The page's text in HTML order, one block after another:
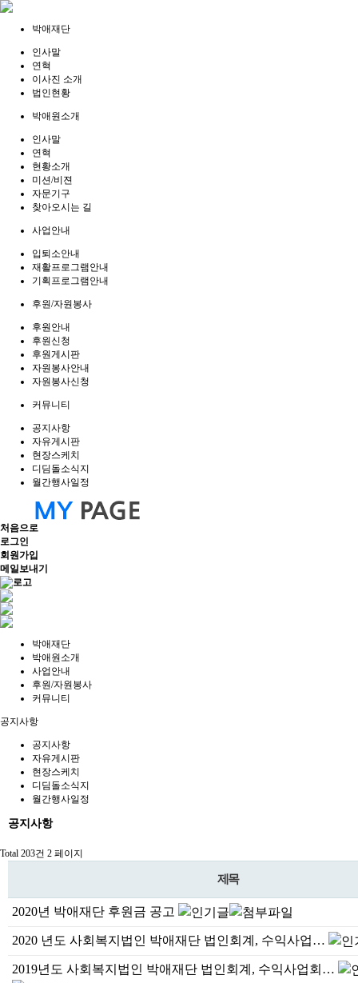
박애재단
인사말
연혁
이사진 소개
법인현황
박애원소개
인사말
연혁
현황소개
미션/비젼
자문기구
찾아오시는 길
사업안내
입퇴소안내
재활프로그램안내
기획프로그램안내
후원/자원봉사
후원안내
후원신청
후원게시판
자원봉사안내
자원봉사신청
커뮤니티
공지사항
자유게시판
현장스케치
디딤돌소식지
월간행사일정
처음으로
로그인
회원가입
메일보내기
박애재단
박애원소개
사업안내
후원/자원봉사
커뮤니티
공지사항
공지사항
자유게시판
현장스케치
디딤돌소식지
월간행사일정
공지사항
Total 203건 2 페이지
제목
2020년 박애재단 후원금 공고
2020 년도 사회복지법인 박애재단 법인회계, 수익사업…
2019년도 사회복지법인 박애재단 법인회계, 수익사업회…